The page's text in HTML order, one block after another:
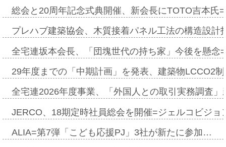
総会と20周年記念式典開催、新会長にTOTO吉本氏
プレハブ建築協会、木質接着パネル工法の構造設
全宅連坂本会長、「団塊世代の持ち家」今後を懸
29年度までの「中期計画」を発表、建築物LCCO2
全宅連2026年度事業、「外国人との取引実務調査
JERCO、18期定時社員総会を開催=ジェルコビジ
ALIA=第7弾「こども応援PJ」3社が新たに参加…